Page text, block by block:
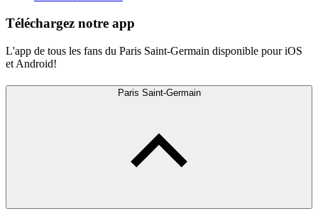
Téléchargez notre app
L'app de tous les fans du Paris Saint-Germain disponible pour iOS
et Android!
Paris Saint-Germain